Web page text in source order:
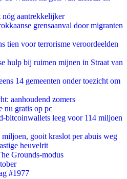
aantrekkelijker
grensaanval door migranten
tien voor terrorisme veroordeelden
hulp bij ruimen mijnen in Straat van
14 gemeenten onder toezicht om
aanhoudend zomers
nu gratis op pc
bitcoinwallets leeg voor 114 miljoen
gooit kraslot per abuis weg
heuvelrit
Grounds-modus
#1977